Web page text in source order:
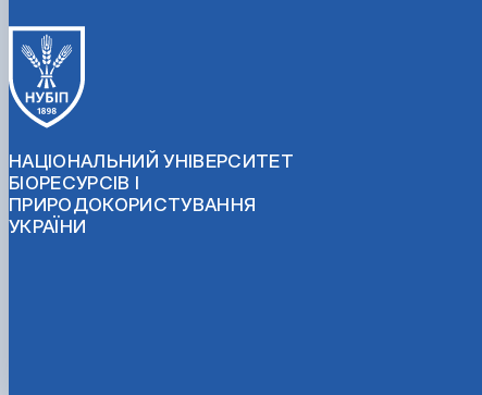
НАЦІОНАЛЬНИЙ УНІВЕРСИТЕТ
БІОРЕСУРСІВ І
ПРИРОДОКОРИСТУВАННЯ
УКРАЇНИ